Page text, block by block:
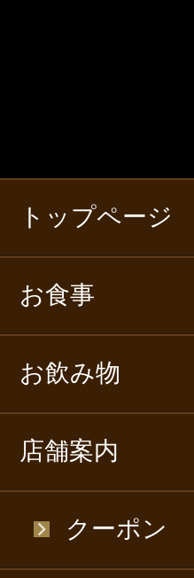
トップページ
お食事
お飲み物
店舗案内
クーポン